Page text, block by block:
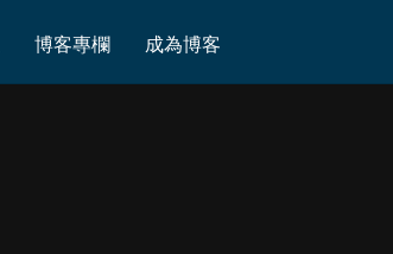
博客專欄 成為博客